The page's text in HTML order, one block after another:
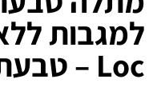
Loc – טבעת כסופה